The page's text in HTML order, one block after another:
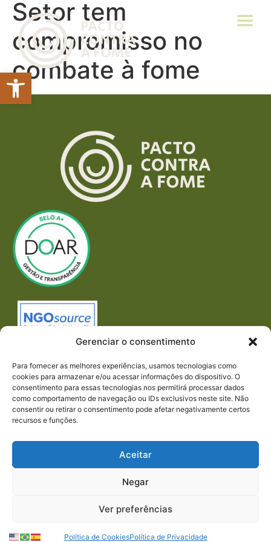
Abrir a barra de ferramentas
Gerenciar o consentimento
Para fornecer as melhores experiências, usamos tecnologias como
cookies para armazenar e/ou acessar informações do dispositivo. O
consentimento para essas tecnologias nos permitirá processar dados
como comportamento de navegação ou IDs exclusivos neste site. Não
consentir ou retirar o consentimento pode afetar negativamente certos
recursos e funções.
Aceitar
Negar
Ver preferências
Política de CookiesPolítica de Privacidade
Setor tem
compromisso no
combate à fome
REDES SOCIAIS
DIREITOS RESERVADOS.